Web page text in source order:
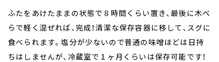
ふたをあけたままの状態で８時間くらい置き、最後に木べ
らで軽く混ぜれば、完成！清潔な保存容器に移して、スグに
食べられます。塩分が少ないので普通の味噌ほどは日持
ちはしませんが、冷蔵室で１ヶ月くらいは保存可能です！